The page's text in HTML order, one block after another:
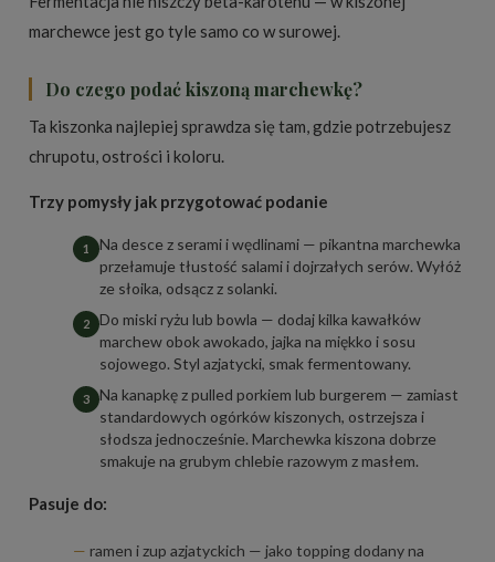
marchewce jest go tyle samo co w surowej.
Do czego podać kiszoną marchewkę?
Ta kiszonka najlepiej sprawdza się tam, gdzie potrzebujesz
chrupotu, ostrości i koloru.
Trzy pomysły jak przygotować podanie
Na desce z serami i wędlinami — pikantna marchewka
przełamuje tłustość salami i dojrzałych serów. Wyłóż
ze słoika, odsącz z solanki.
Do miski ryżu lub bowla — dodaj kilka kawałków
marchew obok awokado, jajka na miękko i sosu
sojowego. Styl azjatycki, smak fermentowany.
Na kanapkę z pulled porkiem lub burgerem — zamiast
standardowych ogórków kiszonych, ostrzejsza i
słodsza jednocześnie. Marchewka kiszona dobrze
smakuje na grubym chlebie razowym z masłem.
Pasuje do:
ramen i zup azjatyckich — jako topping dodany na